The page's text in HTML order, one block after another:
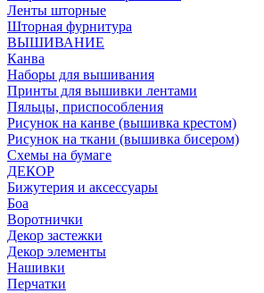
Ленты шторные
Шторная фурнитура
ВЫШИВАНИЕ
Канва
Наборы для вышивания
Принты для вышивки лентами
Пяльцы, приспособления
Рисунок на канве (вышивка крестом)
Рисунок на ткани (вышивка бисером)
Схемы на бумаге
ДЕКОР
Бижутерия и аксессуары
Боа
Воротнички
Декор застежки
Декор элементы
Нашивки
Перчатки